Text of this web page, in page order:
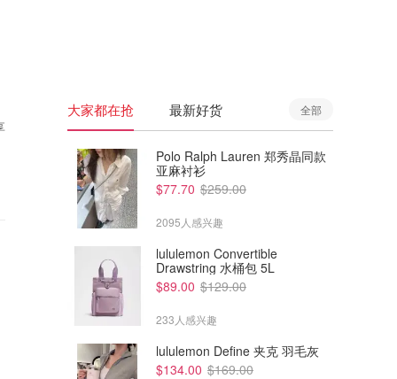
大家都在抢 最新好货 全部
Polo Ralph Lauren 郑秀晶同款
亚麻衬衫
$77.70 $259.00
2095人感兴趣
lululemon Convertible
Drawstring 水桶包 5L
$89.00 $129.00
233人感兴趣
lululemon Define 夹克 羽毛灰
$134.00 $169.00